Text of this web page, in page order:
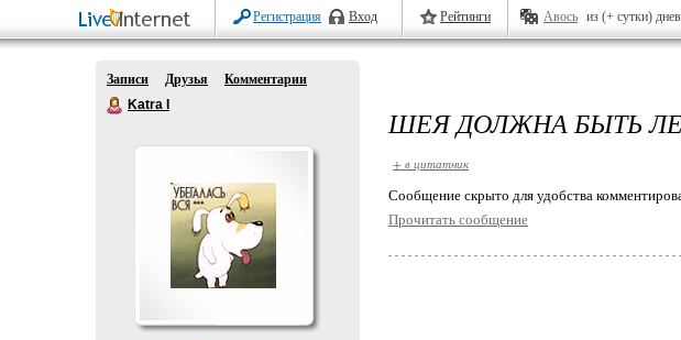
Регистрация Вход Рейтинги Авось из (+ сутки)
Записи Друзья
Комментарии
Katra I
ШЕЯ ДОЛЖНА БЫТЬ
+ в цитатник
Cообщение скрыто для удобства
Прочитать сообщение